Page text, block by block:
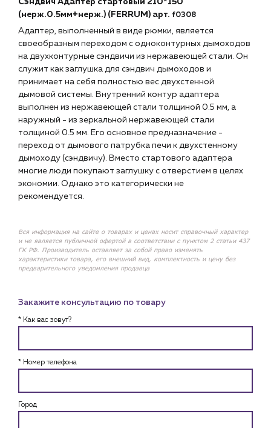
Сэндвич Адаптер стартовый 210*150
(нерж.0.5мм+нерж.) (FERRUM) арт. f0308
Адаптер, выполненный в виде рюмки, является
своеобразным переходом с одноконтурных дымоходов
на двухконтурные сэндвичи из нержавеющей стали. Он
служит как заглушка для сэндвич дымоходов и
принимает на себя полностью вес двухстенной
дымовой системы. Внутренний контур адаптера
выполнен из нержавеющей стали толщиной 0.5 мм, а
наружный - из зеркальной нержавеющей стали
толщиной 0.5 мм. Его основное предназначение -
переход от дымового патрубка печи к двухстенному
дымоходу (сэндвичу). Вместо стартового адаптера
многие люди покупают заглушку с отверстием в целях
экономии. Однако это категорически не
рекомендуется.
Вся информация на сайте о товарах и ценах носит справочный характер
и не является публичной офертой в соответствии с пунктом 2 статьи 437
ГК РФ. Производитель оставляет за собой право изменять
характеристики товара, его внешний вид, комплектность и цену без
предварительного уведомления продавца
Закажите консультацию по товару
* Как вас зовут?
* Номер телефона
Город